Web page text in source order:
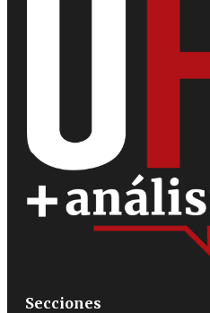
Secciones